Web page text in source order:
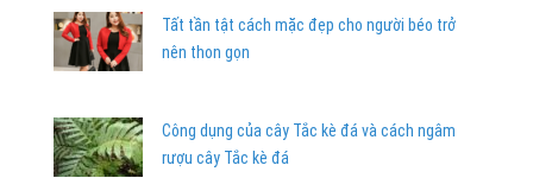
Tất tần tật cách mặc đẹp cho người béo trở
nên thon gọn
Công dụng của cây Tắc kè đá và cách ngâm
rượu cây Tắc kè đá